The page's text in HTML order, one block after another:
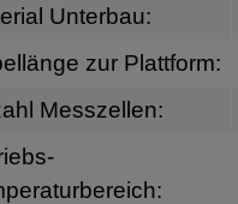
Unterbau:
zur Plattform:
Messzellen: